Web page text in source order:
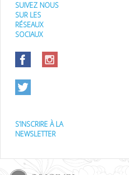
SUIVEZ NOUS
SUR LES
RÉSEAUX
SOCIAUX
S’INSCRIRE À LA
NEWSLETTER